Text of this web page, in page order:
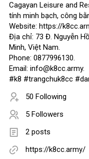
Cagayan Leisure and
tính minh bạch, công
Website: https://
Địa chỉ: 73 Đ. Nguyễn
Minh, Việt Nam.
Phone: 0877996130.
Email: info@k8cc.army.
#k8 #trangchuk8cc
50 Following
5 Followers
2 posts
https://k8cc.army/